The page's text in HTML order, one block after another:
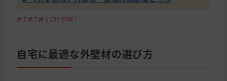
ポチポチ押すだけでOK！
自宅に最適な外壁材の選び方